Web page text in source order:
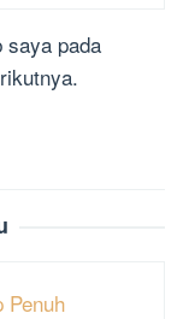
saya pada
Penuh